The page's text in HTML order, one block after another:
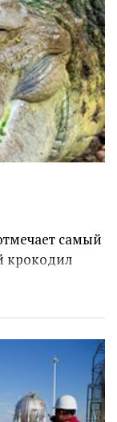
самый
крокодил